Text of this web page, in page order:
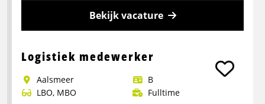
Bekijk vacature
info
over
Chauffeur
kraakpers
Logistiek medewerker
aalsmeer
B
LBO, MBO
Fulltime